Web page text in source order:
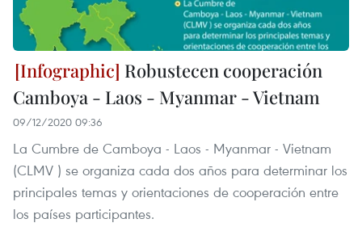
Robustecen cooperación
Camboya - Laos - Myanmar - Vietnam
09/12/2020 09:36
La Cumbre de Camboya - Laos - Myanmar - Vietnam
(CLMV ) se organiza cada dos años para determinar los
principales temas y orientaciones de cooperación entre
los países participantes.